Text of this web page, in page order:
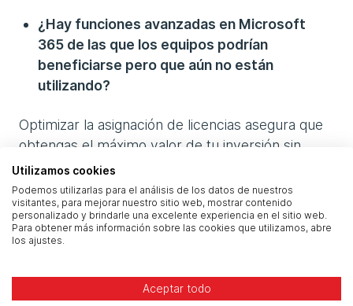
¿Hay funciones avanzadas en Microsoft
365 de las que los equipos podrían
beneficiarse pero que aún no están
utilizando?
Optimizar la asignación de licencias asegura que
obtengas el máximo valor de tu inversión sin
desperdiciar recursos en funciones innecesarias.
4. Optimizar para el trabajo híbrido
la norma, es crucial asegurar que tu entorno de
Microsoft 365 apoye este modelo de manera
Utilizamos cookies
Podemos utilizarlas para el análisis de los datos de nuestros
visitantes, para mejorar nuestro sitio web, mostrar contenido
personalizado y brindarle una excelente experiencia en el sitio web.
Para obtener más información sobre las cookies que utilizamos, abre
los ajustes.
Aceptar todo